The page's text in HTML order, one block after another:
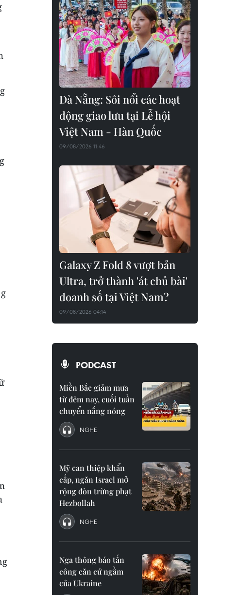
Đà Nẵng: Sôi nổi các hoạt
động giao lưu tại Lễ hội
Việt Nam - Hàn Quốc
09/08/2026 11:46
Galaxy Z Fold 8 vượt bản
Ultra, trở thành 'át chủ bài'
doanh số tại Việt Nam?
09/08/2026 04:14
PODCAST
Miền Bắc giảm mưa
từ đêm nay, cuối tuần
chuyển nắng nóng
NGHE
Mỹ can thiệp khẩn
cấp, ngăn Israel mở
rộng đòn trừng phạt
Hezbollah
NGHE
Nga thông báo tấn
công căn cứ ngầm
của Ukraine